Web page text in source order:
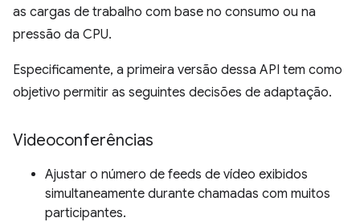
as cargas de trabalho com base no consumo ou na
pressão da CPU.
Especificamente, a primeira versão dessa API tem como
objetivo permitir as seguintes decisões de adaptação.
Videoconferências
Ajustar o número de feeds de vídeo exibidos
simultaneamente durante chamadas com muitos
participantes.